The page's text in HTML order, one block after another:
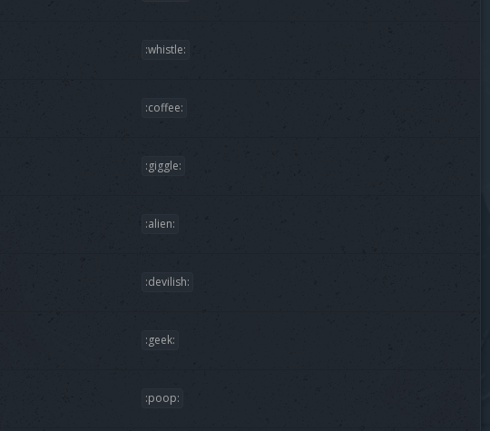
:whistle:
:coffee:
:giggle:
:alien:
:devilish:
:geek:
:poop: